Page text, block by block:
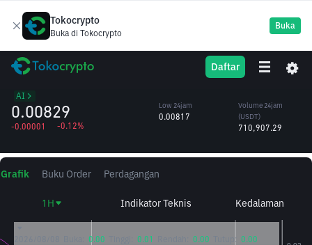
Tokocrypto
Buka di Tokocrypto
Buka
Daftar
SAHARA
AI
0.00829
-0.00001 -0.12%
Low 24jam
0.00817
Volume 24jam
(SAHARA)
Volume 24jam
(USDT)
710,907.29
Grafik Buku Order Perdagangan
1H Indikator Teknis Kedalaman
0.00 0.01 0.00 Tutup: 0.00